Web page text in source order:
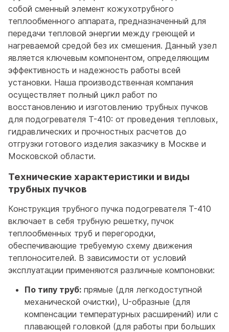
собой сменный элемент кожухотрубного
теплообменного аппарата, предназначенный для
передачи тепловой энергии между греющей и
нагреваемой средой без их смешения. Данный узел
является ключевым компонентом, определяющим
эффективность и надежность работы всей
установки. Наша производственная компания
осуществляет полный цикл работ по
восстановлению и изготовлению трубных пучков
для подогревателя T-410: от проведения тепловых,
гидравлических и прочностных расчетов до
отгрузки готового изделия заказчику в Москве и
Московской области.
Технические характеристики и виды
трубных пучков
Конструкция трубного пучка подогревателя T-410
включает в себя трубную решетку, пучок
теплообменных труб и перегородки,
обеспечивающие требуемую схему движения
теплоносителей. В зависимости от условий
эксплуатации применяются различные компоновки:
По типу труб: прямые (для легкодоступной
механической очистки), U-образные (для
компенсации температурных расширений) или с
плавающей головкой (для работы при больших